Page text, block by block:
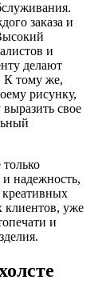
заказа и
и
делают
К тому же,
рисунку,
свое
и надежность,
креативных
клиентов, уже
и